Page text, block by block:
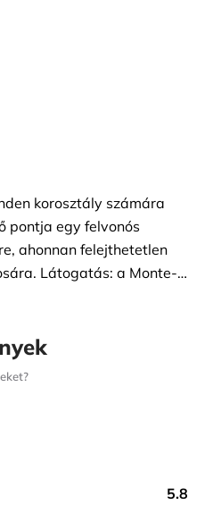
korosztály számára
pontja egy felvonós
ahonnan felejthetetlen
Látogatás: a Monte-
növényzetével. A
az Apácák Völgyébe
menet fonott szánokon
5.8